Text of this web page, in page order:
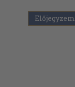
Előjegyzem